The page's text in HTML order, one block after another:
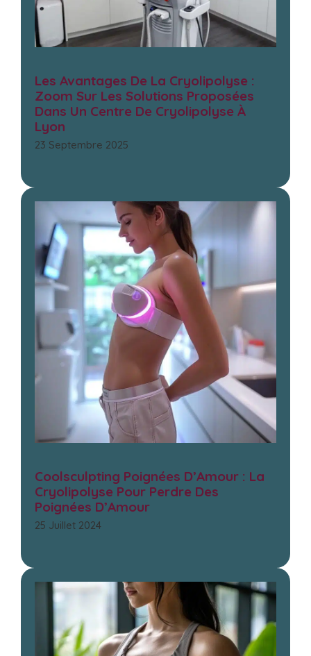
Les Avantages De La Cryolipolyse :
Zoom Sur Les Solutions Proposées
Dans Un Centre De Cryolipolyse À
Lyon
23 Septembre 2025
Coolsculpting Poignées D’Amour : La
Cryolipolyse Pour Perdre Des
Poignées D’Amour
25 Juillet 2024